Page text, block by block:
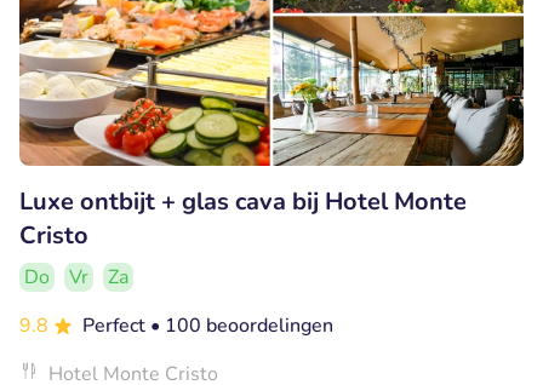
Luxe ontbijt + glas cava bij Hotel Monte
Cristo
Do Vr
Za
9.8
Perfect • 100 beoordelingen
Hotel Monte Cristo